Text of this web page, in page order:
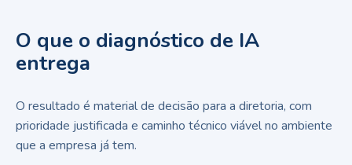
O que o diagnóstico de IA
entrega
O resultado é material de decisão para a diretoria, com
prioridade justificada e caminho técnico viável no ambiente
que a empresa já tem.